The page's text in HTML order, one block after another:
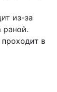
из-за
раной.
в